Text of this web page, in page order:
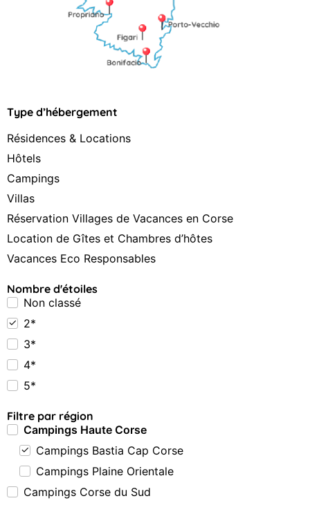
Type d’hébergement
Résidences & Locations
Hôtels
Campings
Villas
Réservation Villages de Vacances en Corse
Location de Gîtes et Chambres d’hôtes
Vacances Eco Responsables
Nombre d'étoiles
Non classé
2*
3*
4*
5*
Filtre par région
Campings Haute Corse
Campings Bastia Cap Corse
Campings Plaine Orientale
Campings Corse du Sud